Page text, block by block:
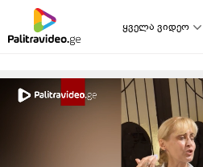
ყველა ვიდეო